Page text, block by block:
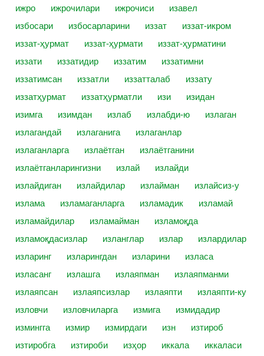
ижро
ижрочилари ижрочиси
изавел
избосари
избосарларини иззат
иззат-икром
иззат-ҳурмат
иззат-ҳурмати
иззат-ҳурматини
иззати
иззатидир иззатим
иззатимни
иззатимсан
иззатли иззатталаб
иззату
иззатҳурмат
иззатҳурматли изи
изидан
изимга
изимдан излаб излабди-ю
излаган
излагандай
излаганига
излаганлар
излаганларга
излаётган
излаётганини
излаётганларингизни
излай
излайди
излайдиган
излайдилар излайман
излайсиз-у
излама
изламаганларга изламадик
изламай
изламайдилар
изламайман
изламоқда
изламоқдасизлар
изланглар излар
излардилар
изларинг
изларингдан изларини
изласа
изласанг
излашга излаяпман
излаяпманми
излаяпсан
излаяпсизлар излаяпти
излаяпти-ку
изловчи
изловчиларга измига
измидадир
измингга
измир измирдаги изн
изтироб
изтиробга
изтироби изҳор иккала
иккаласи